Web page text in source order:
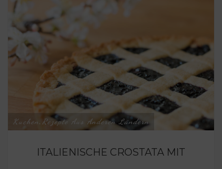
Kuchen , Rezepte Aus Anderen Ländern
ITALIENISCHE CROSTATA MIT